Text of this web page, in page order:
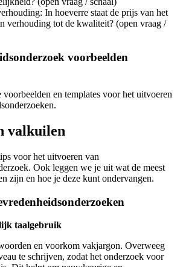
In hoeverre staat de prijs van het
verhouding tot de kwaliteit? (open vraag /
voorbeelden
en templates voor het uitvoeren
valkuilen
voor het uitvoeren van
Ook leggen we je uit wat de meest
zijn en hoe je deze kunt ondervangen.
taalgebruik
en voorkom vakjargon. Overweeg
te schrijven, zodat het onderzoek voor